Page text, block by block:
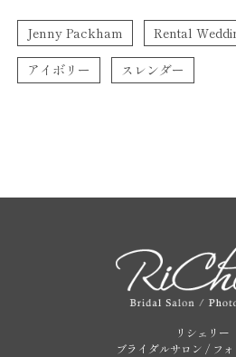
Jenny Packham Rental
アイボリー スレンダー
リシェリー
ブライダルサロン / フ